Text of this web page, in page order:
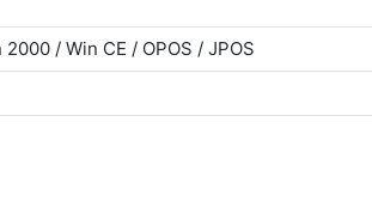
/ Win CE / OPOS / JPOS